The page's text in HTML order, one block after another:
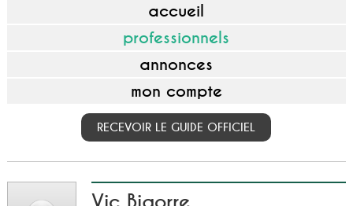
accueil
professionnels
annonces
mon compte
RECEVOIR LE GUIDE OFFICIEL